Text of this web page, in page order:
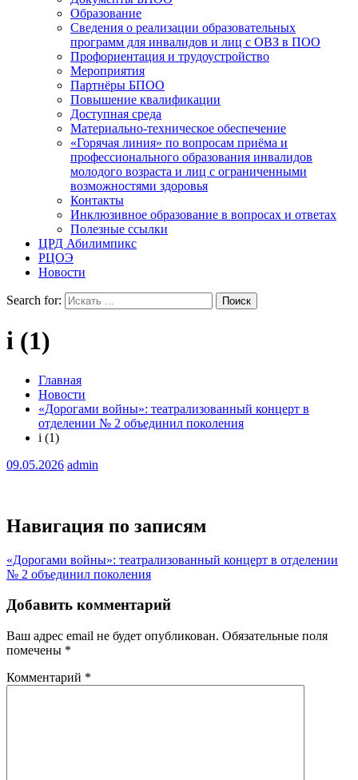
Образование
Сведения о реализации образовательных
программ для инвалидов и лиц с ОВЗ в ПОО
Профориентация и трудоустройство
Мероприятия
Партнёры БПОО
Повышение квалификации
Доступная среда
Материально-техническое обеспечение
«Горячая линия» по вопросам приёма и
профессионального образования инвалидов
молодого возраста и лиц с ограниченными
возможностями здоровья
Контакты
Инклюзивное образование в вопросах и ответах
Полезные ссылки
ЦРД Абилимпикс
РЦОЭ
Новости
Search for:
i (1)
Главная
Новости
«Дорогами войны»: театрализованный концерт в
отделении № 2 объединил поколения
i (1)
09.05.2026 admin
Навигация по записям
«Дорогами войны»: театрализованный концерт в отделении
№ 2 объединил поколения
Добавить комментарий
Ваш адрес email не будет опубликован. Обязательные поля
помечены *
Комментарий *